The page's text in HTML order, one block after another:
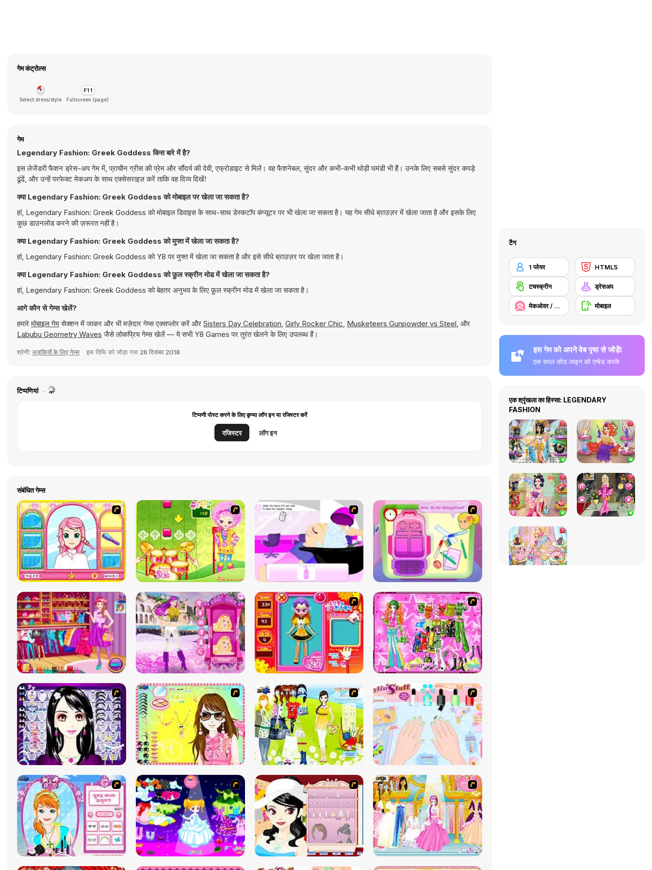
गेम कंट्रोल्स
Select dress/style Fullscreen (page)
गेम
Legendary Fashion: Greek Goddess किस बारे में है?
इस लेजेंडरी फैशन ड्रेस-अप गेम में, प्राचीन ग्रीस की प्रेम और सौंदर्य की देवी, एफ्रोडाइट से मिलें। वह फैशनेबल, सुंदर और कभी-कभी थोड़ी घमंडी भी हैं। उनके लिए सबसे सुंदर कपड़े
ढूंढें, और उन्हें परफेक्ट मेकअप के साथ एक्सेसराइज़ करें ताकि वह दिव्य दिखें!
क्या Legendary Fashion: Greek Goddess को मोबाइल पर खेला जा सकता है?
हां, Legendary Fashion: Greek Goddess को मोबाइल डिवाइस के साथ-साथ डेस्कटॉप कंप्यूटर पर भी खेला जा सकता है। यह गेम सीधे ब्राउज़र में खेला जाता है और इसके लिए
कुछ डाउनलोड करने की ज़रूरत नहीं है।
क्या Legendary Fashion: Greek Goddess को मुफ्त में खेला जा सकता है?
हां, Legendary Fashion: Greek Goddess को Y8 पर मुफ्त में खेला जा सकता है और इसे सीधे ब्राउज़र पर खेला जाता है।
क्या Legendary Fashion: Greek Goddess को फ़ुल स्क्रीन मोड में खेला जा सकता है?
हां, Legendary Fashion: Greek Goddess को बेहतर अनुभव के लिए फ़ुल स्क्रीन मोड में खेला जा सकता है।
आगे कौन से गेम्स खेलें?
हमारेमोबाइल गेमसेक्शन में जाकर और भी मज़ेदार गेम्स एक्सप्लोर करें और Sisters Day Celebration, Girly Rocker Chic, Musketeers Gunpowder vs Steel, और
Labubu Geometry Waves जैसे लोकप्रिय गेम्स खेलें — ये सभी Y8 Games पर तुरंत खेलने के लिए उपलब्ध हैं।
श्रेणी: लड़कियों के लिए गेम्स इस तिथि को जोड़ा गया 26 दिसंबर 2018
टिप्पणियां
टिप्पणी पोस्ट करने के लिए कृप्या लॉग इन या रजिस्टर करें
रजिस्टर लॉग इन
संबंधित गेम्स
टैग
1 प्लेयर HTML5
टचस्क्रीन ड्रेसअप
मेकओवर / मेकअप मोबाइल
इस गेम को अपने वेब पृष्ठ से जोड़ें!
एक सरल कोड लाइन को एम्बेड करके
एक श्रृंखला का हिस्सा: LEGENDARY
FASHION